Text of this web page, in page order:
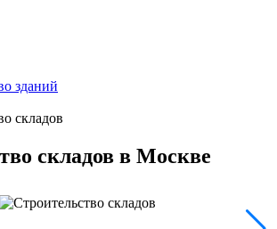
зданий
складов
складов в Москве